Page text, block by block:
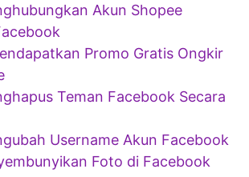
Akun Shopee
Promo Gratis Ongkir
Teman Facebook Secara
Username Akun Facebook
Foto di Facebook